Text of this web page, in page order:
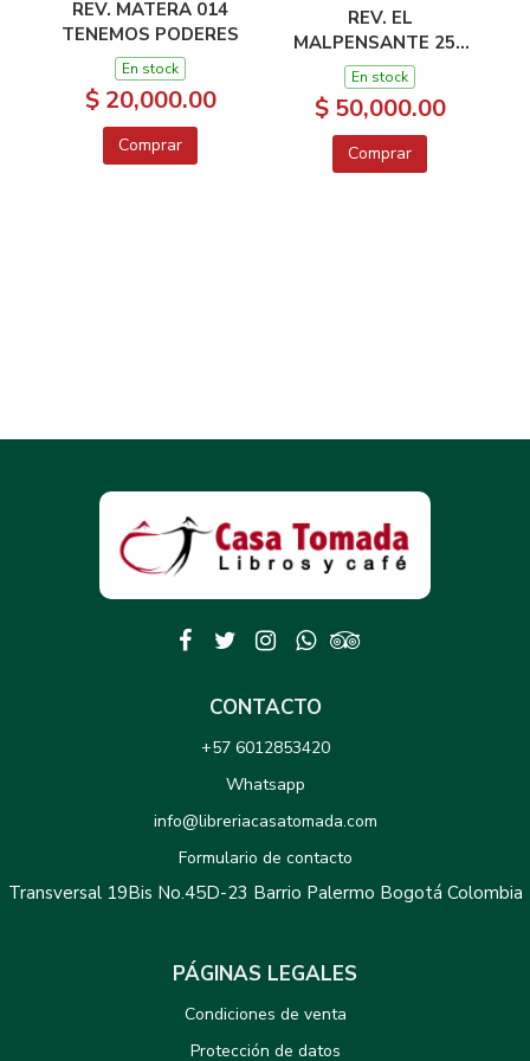
REV. MATERA 014
TENEMOS PODERES
En stock
$ 20,000.00
Comprar
REV. EL
MALPENSANTE 255
ESPECIAL HIP HOO
En stock
$ 50,000.00
Comprar
CONTACTO
+57 6012853420
Whatsapp
info@libreriacasatomada.com
Formulario de contacto
Transversal 19Bis No.45D-23 Barrio Palermo Bogotá Colombia
PÁGINAS LEGALES
Condiciones de venta
Protección de datos